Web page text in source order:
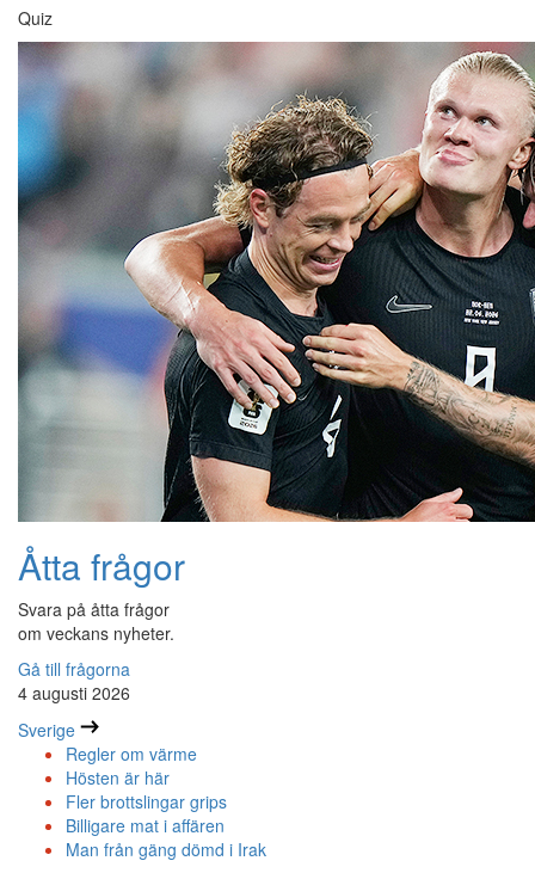
Quiz
Åtta frågor
Svara på åtta frågor
om veckans nyheter.
Gå till frågorna
4 augusti 2026
Sverige
Regler om värme
Hösten är här
Fler brottslingar grips
Billigare mat i affären
Man från gäng dömd i Irak